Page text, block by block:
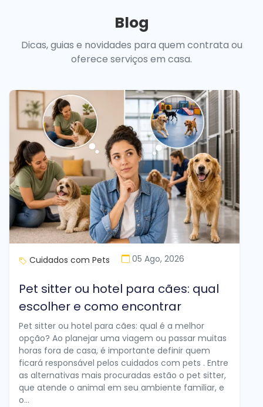
Blog
Dicas, guias e novidades para quem contrata ou
oferece serviços em casa.
Cuidados com Pets 05 Ago, 2026
Pet sitter ou hotel para cães: qual
escolher e como encontrar
Pet sitter ou hotel para cães: qual é a melhor
opção? Ao planejar uma viagem ou passar muitas
horas fora de casa, é importante definir quem
ficará responsável pelos cuidados com pets . Entre
as alternativas mais procuradas estão o pet sitter,
que atende o animal em seu ambiente familiar, e
o...